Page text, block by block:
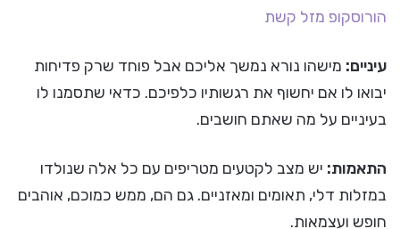
הורוסקופ מזל קשת
עיניים: מישהו נורא נמשך אליכם אבל פוחד שרק פדיחות
יבואו לו אם יחשוף את רגשותיו כלפיכם. כדאי שתסמנו לו
בעיניים על מה שאתם חושבים.
התאמות: יש מצב לקטעים מטריפים עם כל אלה שנולדו
במזלות דלי, תאומים ומאזניים. גם הם, ממש כמוכם, אוהבים
חופש ועצמאות.